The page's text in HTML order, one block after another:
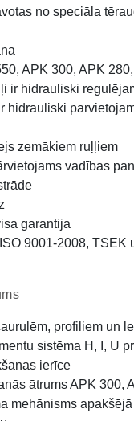
no speciāla
APK 300, APK
ir hidrauliski
hidrauliski
zemākiem ruļļiem
vadības
garantija
9001-2008, TSEK
profiliem un
sistēma H, I, U
ierīce
ātrums APK 300,
mehānisms